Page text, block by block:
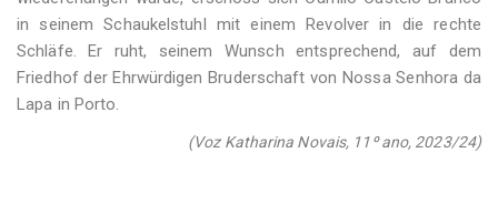
in seinem Schaukelstuhl mit einem Revolver in die rechte
Schläfe. Er ruht, seinem Wunsch entsprechend, auf dem
Friedhof der Ehrwürdigen Bruderschaft von Nossa Senhora da
Lapa in Porto.
(Voz Katharina Novais, 11º ano, 2023/24)